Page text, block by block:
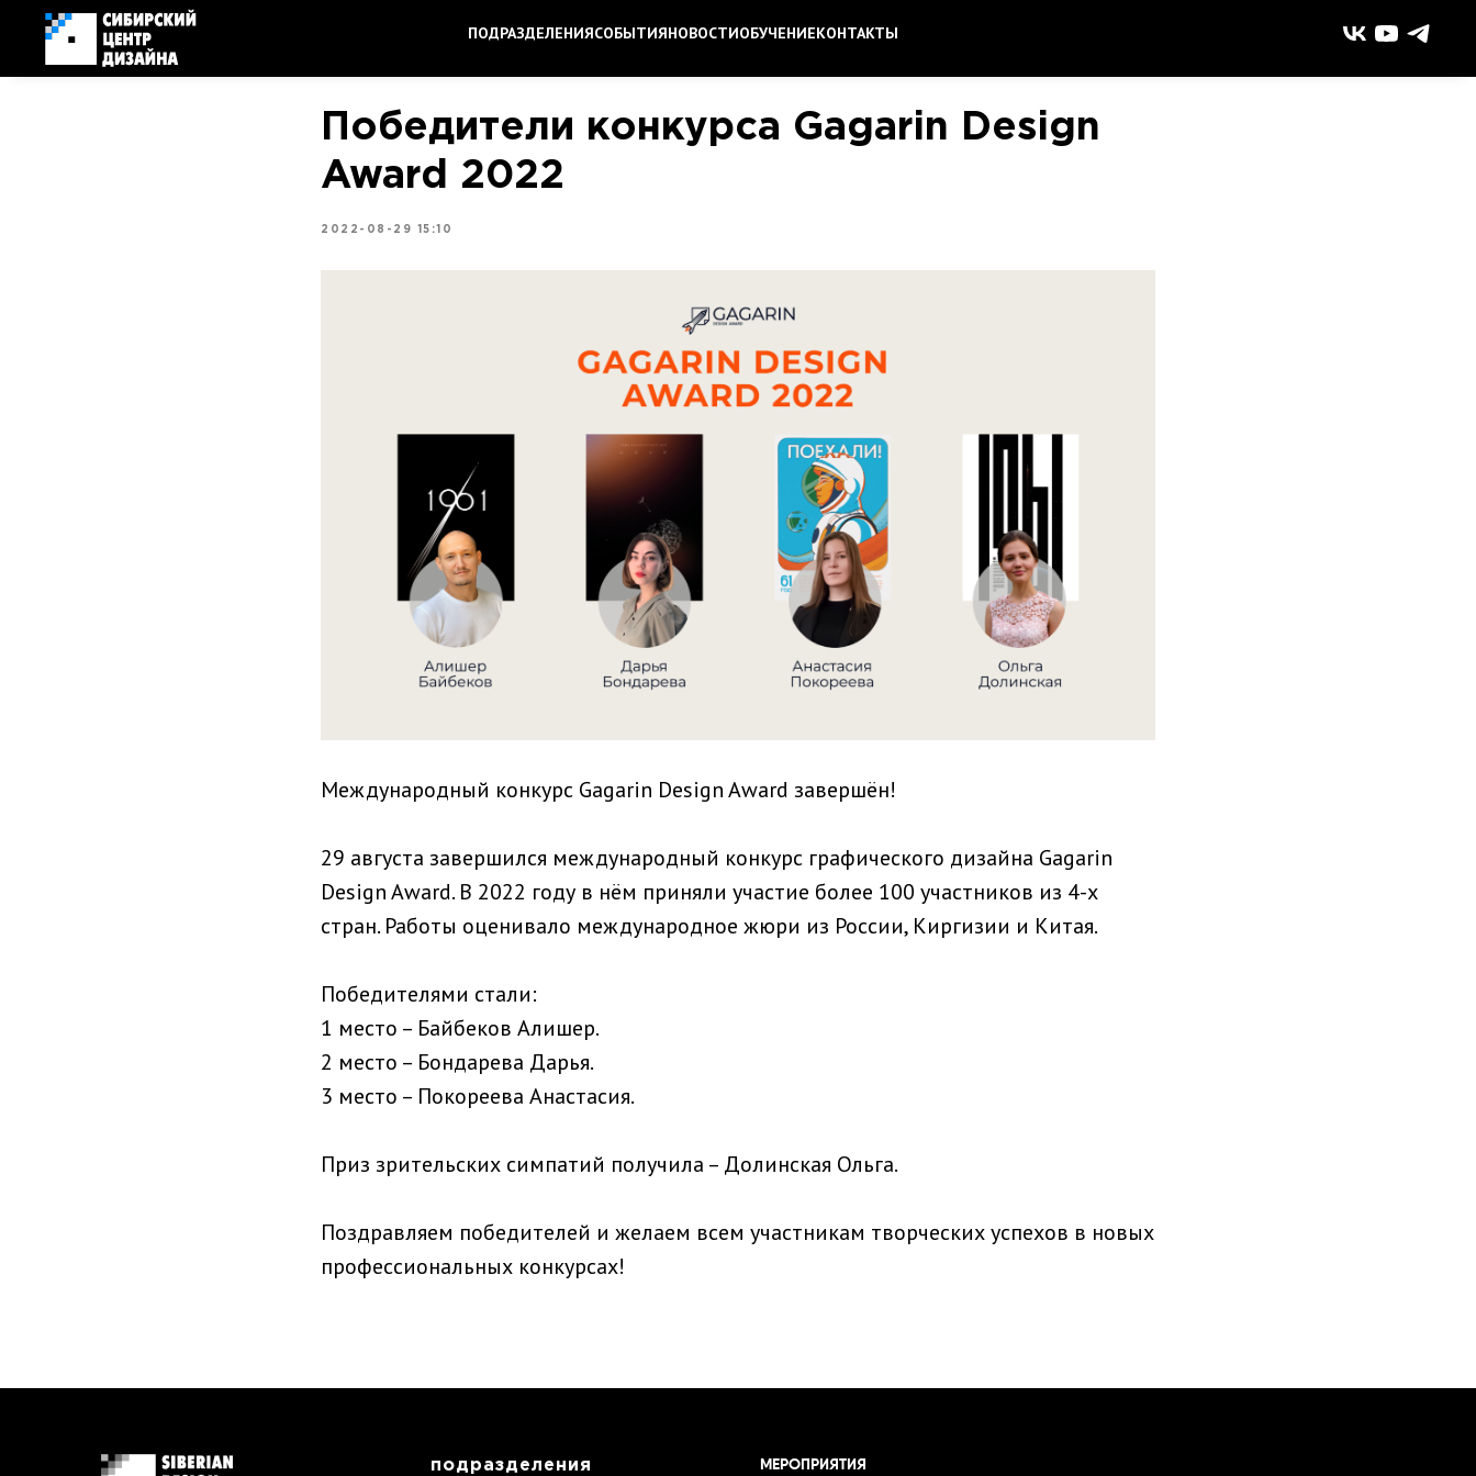
ПОДРАЗДЕЛЕНИЯСОБЫТИЯНОВОСТИОБУЧЕНИЕКОНТАКТЫ
Победители конкурса Gagarin Design
Award 2022
2022-08-29 15:10
Международный конкурс Gagarin Design Award завершён!
29 августа завершился международный конкурс графического дизайна Gagarin
Design Award. В 2022 году в нём приняли участие более 100 участников из 4-х
стран. Работы оценивало международное жюри из России, Киргизии и Китая.
Победителями стали:
1 место – Байбеков Алишер.
2 место – Бондарева Дарья.
3 место – Покореева Анастасия.
Приз зрительских симпатий получила – Долинская Ольга.
Поздравляем победителей и желаем всем участникам творческих успехов в новых
профессиональных конкурсах!
подразделения МЕРОПРИЯТИЯ